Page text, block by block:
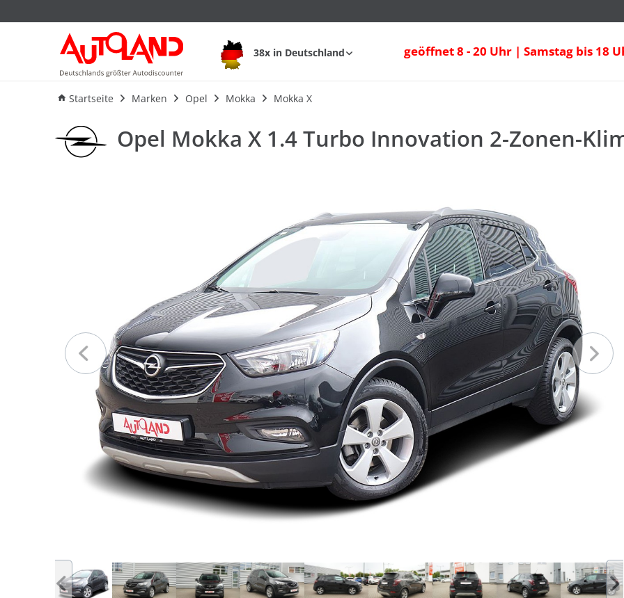
38x in Deutschland geöffnet 8 - 20 Uhr | Samstag bis 18
Startseite Marken Opel Mokka Mokka X
Ausstattung Verbrauch
Opel Mokka X 1.4 Turbo Innovation 2-Zonen-